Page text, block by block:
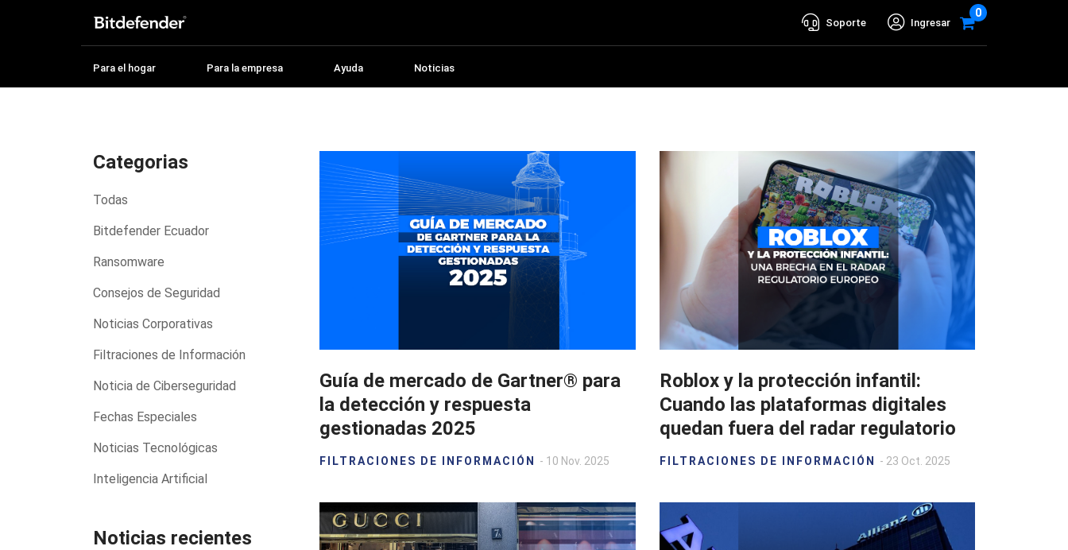
Soporte Ingresar
0
Para el hogar Para la empresa Ayuda Noticias
Categorias
Todas
Bitdefender Ecuador
Ransomware
Consejos de Seguridad
Noticias Corporativas
Filtraciones de Información
Noticia de Ciberseguridad
Fechas Especiales
Noticias Tecnológicas
Inteligencia Artificial
Noticias recientes
Guía de mercado de Gartner® para
la detección y respuesta
gestionadas 2025
FILTRACIONES DE INFORMACIÓN - 10 Nov. 2025
Roblox y la protección infantil:
Cuando las plataformas digitales
quedan fuera del radar regulatorio
FILTRACIONES DE INFORMACIÓN - 23 Oct. 2025